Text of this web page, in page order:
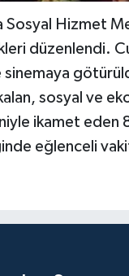
Sosyal Hizmet
düzenlendi.
sosyal ve
ikamet eden
eğlenceli